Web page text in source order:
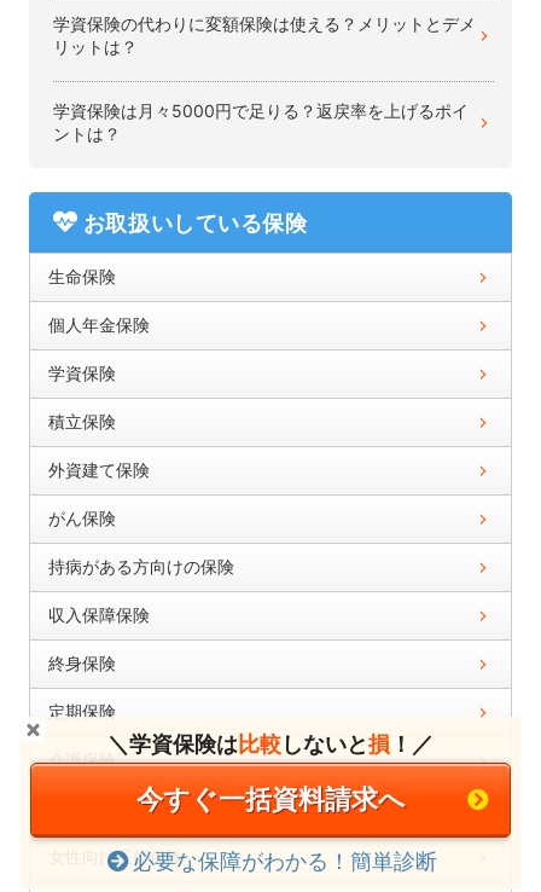
学資保険の代わりに変額保険は使える？メリットとデメ
リットは？
学資保険は月々5000円で足りる？返戻率を上げるポイ
ントは？
お取扱いしている保険
生命保険
個人年金保険
学資保険
積立保険
外資建て保険
がん保険
持病がある方向けの保険
収入保障保険
終身保険
定期保険
介護保険
就業不能保険
女性向け医療保険
＼学資保険は比較しないと損 ！／
今すぐ一括資料請求へ
必要な保障がわかる！簡単診断